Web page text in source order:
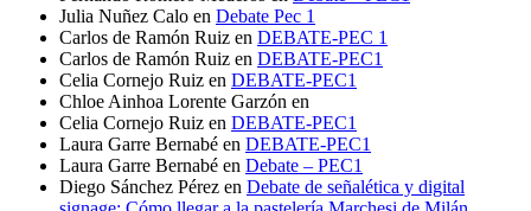
Julia Nuñez Calo en Debate Pec 1
Carlos de Ramón Ruiz en DEBATE-PEC 1
Carlos de Ramón Ruiz en DEBATE-PEC1
Celia Cornejo Ruiz en DEBATE-PEC1
Chloe Ainhoa Lorente Garzón en
Celia Cornejo Ruiz en DEBATE-PEC1
Laura Garre Bernabé en DEBATE-PEC1
Laura Garre Bernabé en Debate – PEC1
Diego Sánchez Pérez en Debate de señalética y digital